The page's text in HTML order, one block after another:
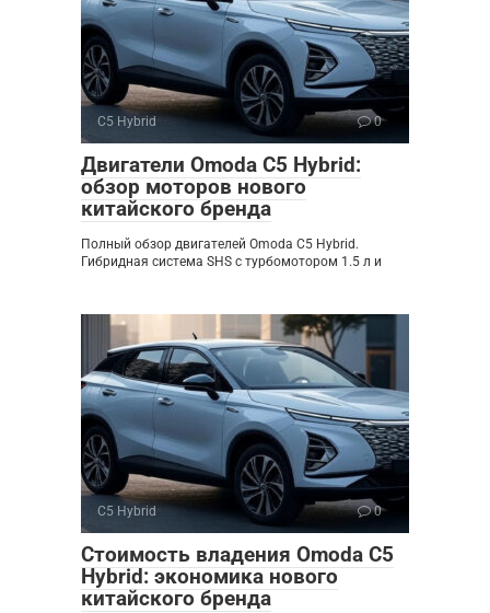
C5 Hybrid 0
Двигатели Omoda C5 Hybrid:
обзор моторов нового
китайского бренда
Полный обзор двигателей Omoda C5 Hybrid.
Гибридная система SHS с турбомотором 1.5 л и
C5 Hybrid 0
Стоимость владения Omoda C5
Hybrid: экономика нового
китайского бренда